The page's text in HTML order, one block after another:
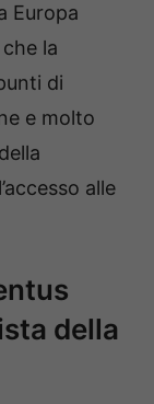
Europa
la
di
e molto
alle
della